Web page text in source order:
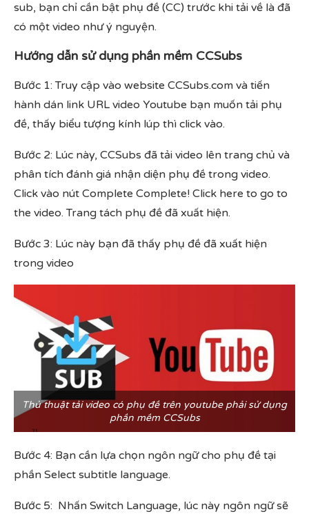
sub, bạn chỉ cần bật phụ đề (CC) trước khi tải về là đã
có một video như ý nguyện.
Hướng dẫn sử dụng phần mềm CCSubs
Bước 1: Truy cập vào website CCSubs.com và tiến
hành dán link URL video Youtube bạn muốn tải phụ
đề, thấy biểu tượng kính lúp thì click vào.
Bước 2: Lúc này, CCSubs đã tải video lên trang chủ và
phân tích đánh giá nhận diện phụ đề trong video.
Click vào nút Complete Complete! Click here to go to
the video. Trang tách phụ đề đã xuất hiện.
Bước 3: Lúc này bạn đã thấy phụ đề đã xuất hiện
trong video
Thủ thuật tải video có phụ đề trên youtube phải sử dụng
phần mềm CCSubs
Bước 4: Bạn cần lựa chọn ngôn ngữ cho phụ đề tại
phần Select subtitle language.
Bước 5: Nhấn Switch Language, lúc này ngôn ngữ sẽ